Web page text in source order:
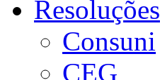
Resoluções
Consuni
CEG